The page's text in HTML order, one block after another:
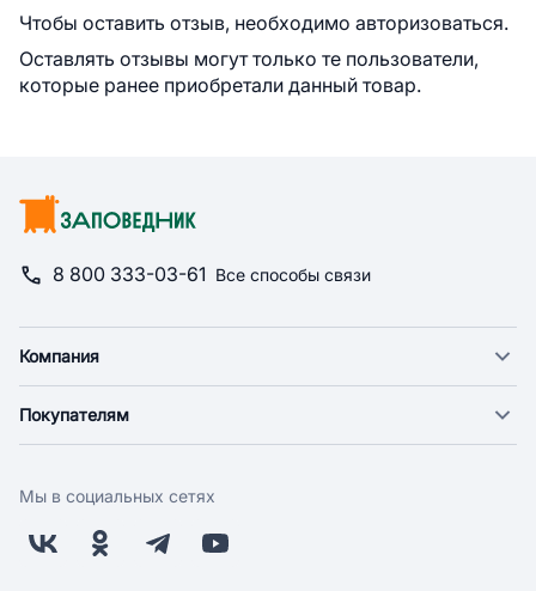
Чтобы оставить отзыв, необходимо авторизоваться.
Оставлять отзывы могут только те пользователи,
которые ранее приобретали данный товар.
8 800 333-03-61 Все способы связи
Компания
Новости
Поставщикам
Заводчикам
Покупателям
Оплата
Бонусная программа
Мы в социальных сетях